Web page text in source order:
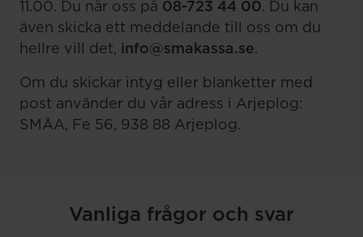
11.00. Du når oss på 08-723 44 00. Du kan
även skicka ett meddelande till oss om du
hellre vill det, info@smakassa.se.
Om du skickar intyg eller blanketter med
post använder du vår adress i Arjeplog:
SMÅA, Fe 56, 938 88 Arjeplog.
Vanliga frågor och svar